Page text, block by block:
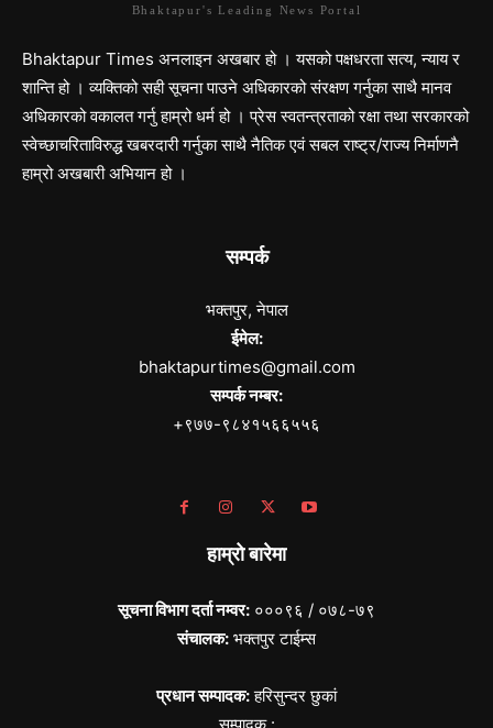
Bhaktapur's Leading News Portal
Bhaktapur Times अनलाइन अखबार हो । यसको पक्षधरता सत्य, न्याय र
शान्ति हो । व्यक्तिको सही सूचना पाउने अधिकारको संरक्षण गर्नुका साथै मानव
अधिकारको वकालत गर्नु हाम्रो धर्म हो । प्रेस स्वतन्त्रताको रक्षा तथा सरकारको
स्वेच्छाचरिताविरुद्ध खबरदारी गर्नुका साथै नैतिक एवं सबल राष्ट्र/राज्य निर्माणनै
हाम्रो अखबारी अभियान हो ।
सम्पर्क
भक्तपुर, नेपाल
ईमेल:
bhaktapurtimes@gmail.com
सम्पर्क नम्बर:
+९७७-९८४१५६६५५६
हाम्रो बारेमा
सूचना विभाग दर्ता नम्वर: ०००९६ / ०७८-७९
संचालक: भक्तपुर टाईम्स
प्रधान सम्पादक:हरिसुन्दर छुकां